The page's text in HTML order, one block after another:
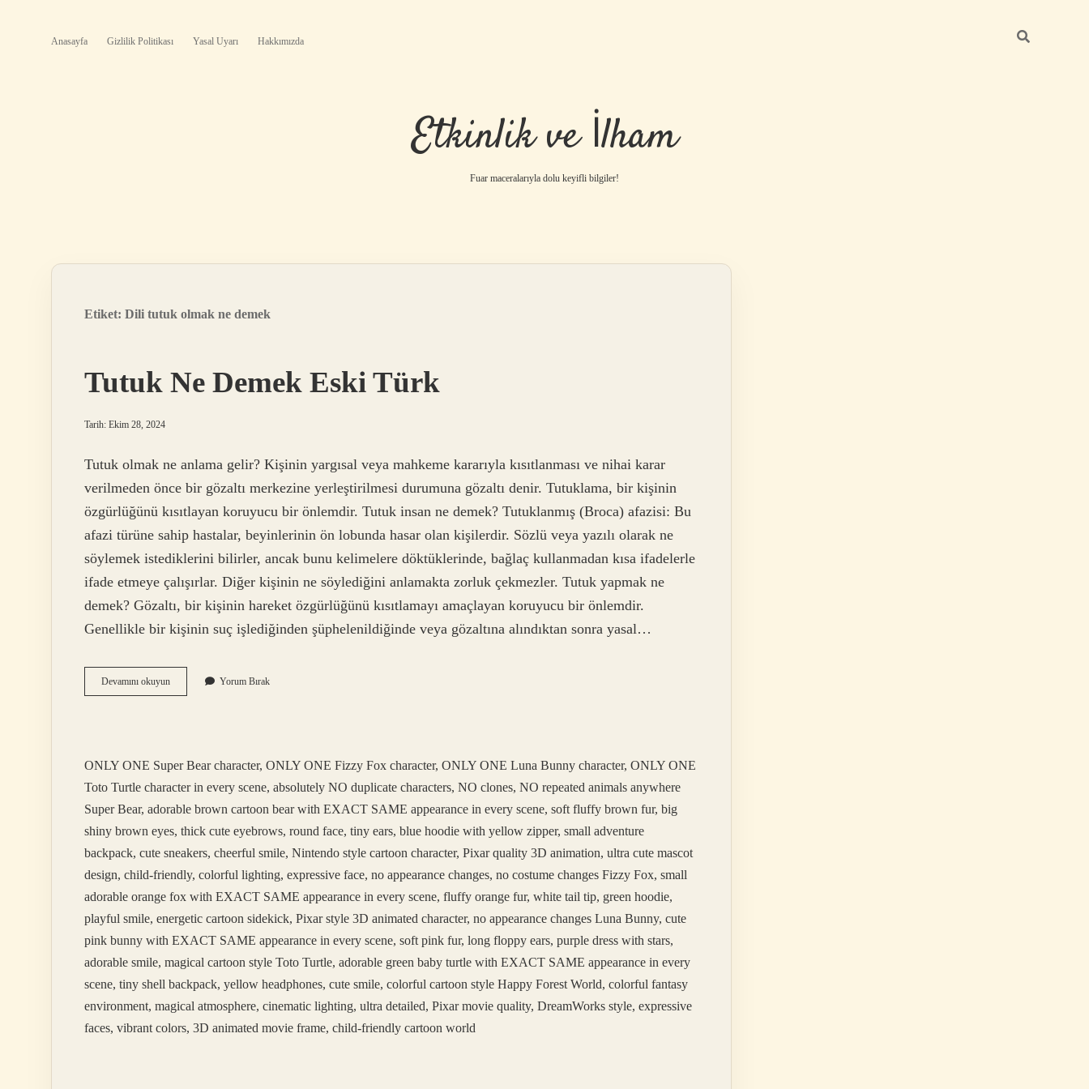
Anasayfa Gizlilik Politikası Yasal Uyarı Hakkımızda
Etkinlik ve İlham
Fuar maceralarıyla dolu keyifli bilgiler!
Etiket: Dili tutuk olmak ne demek
Tutuk Ne Demek Eski Türk
Tarih: Ekim 28, 2024
Tutuk olmak ne anlama gelir? Kişinin yargısal veya mahkeme kararıyla kısıtlanması ve nihai karar
verilmeden önce bir gözaltı merkezine yerleştirilmesi durumuna gözaltı denir. Tutuklama, bir kişinin
özgürlüğünü kısıtlayan koruyucu bir önlemdir. Tutuk insan ne demek? Tutuklanmış (Broca) afazisi: Bu
afazi türüne sahip hastalar, beyinlerinin ön lobunda hasar olan kişilerdir. Sözlü veya yazılı olarak ne
söylemek istediklerini bilirler, ancak bunu kelimelere döktüklerinde, bağlaç kullanmadan kısa ifadelerle
ifade etmeye çalışırlar. Diğer kişinin ne söylediğini anlamakta zorluk çekmezler. Tutuk yapmak ne
demek? Gözaltı, bir kişinin hareket özgürlüğünü kısıtlamayı amaçlayan koruyucu bir önlemdir.
Genellikle bir kişinin suç işlediğinden şüphelenildiğinde veya gözaltına alındıktan sonra yasal…
Devamını okuyunTutuk
Ne
Yorum Bırak
ONLY ONE Super Bear character, ONLY ONE Fizzy Fox character, ONLY ONE Luna Bunny character, ONLY ONE
Toto Turtle character in every scene, absolutely NO duplicate characters, NO clones, NO repeated animals anywhere
Super Bear, adorable brown cartoon bear with EXACT SAME appearance in every scene, soft fluffy brown fur, big
shiny brown eyes, thick cute eyebrows, round face, tiny ears, blue hoodie with yellow zipper, small adventure
backpack, cute sneakers, cheerful smile, Nintendo style cartoon character, Pixar quality 3D animation, ultra cute mascot
design, child-friendly, colorful lighting, expressive face, no appearance changes, no costume changes Fizzy Fox, small
adorable orange fox with EXACT SAME appearance in every scene, fluffy orange fur, white tail tip, green hoodie,
playful smile, energetic cartoon sidekick, Pixar style 3D animated character, no appearance changes Luna Bunny, cute
pink bunny with EXACT SAME appearance in every scene, soft pink fur, long floppy ears, purple dress with stars,
adorable smile, magical cartoon style Toto Turtle, adorable green baby turtle with EXACT SAME appearance in every
scene, tiny shell backpack, yellow headphones, cute smile, colorful cartoon style Happy Forest World, colorful fantasy
environment, magical atmosphere, cinematic lighting, ultra detailed, Pixar movie quality, DreamWorks style, expressive
faces, vibrant colors, 3D animated movie frame, child-friendly cartoon world